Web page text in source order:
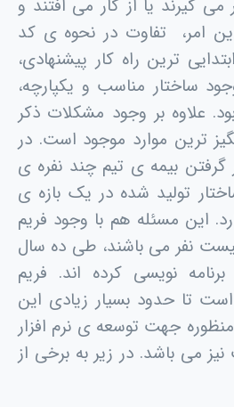
گیرند یا از کار می افتند و
امر، تفاوت در نحوه ی کد
ترین راه کار پیشنهادی،
ساختار مناسب و یکپارچه،
علاوه بر وجود مشکلات ذکر
ترین موارد موجود است. در
بیمه ی تیم چند نفره ی
تولید شده در یک بازه ی
این مسئله هم با وجود فریم
نفر می باشند، طی ده سال
نویسی کرده اند. فریم
است تا حدود بسیار زیادی این
جهت توسعه ی نرم افزار
می باشد. در زیر به برخی از